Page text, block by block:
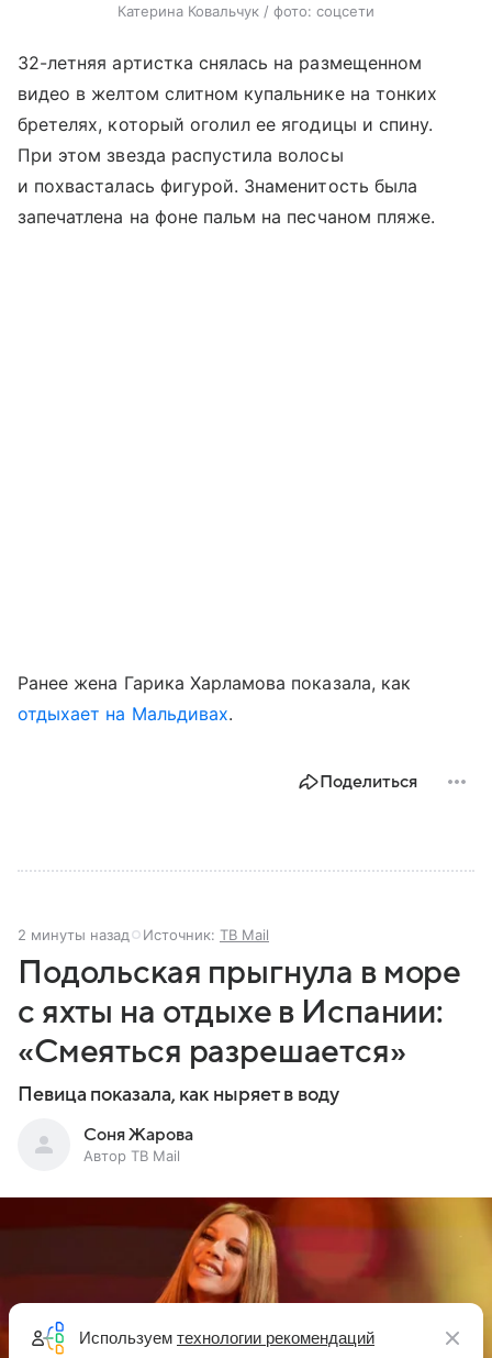
Катерина Ковальчук / фото: соцсети
32-летняя артистка снялась на размещенном
видео в желтом слитном купальнике на тонких
бретелях, который оголил ее ягодицы и спину.
При этом звезда распустила волосы
и похвасталась фигурой. Знаменитость была
запечатлена на фоне пальм на песчаном пляже.
Ранее жена Гарика Харламова показала, как
отдыхает на Мальдивах.
Поделиться
2 минуты назад Источник: ТВ Mail
Подольская прыгнула в море
с яхты на отдыхе в Испании:
«Смеяться разрешается»
Певица показала, как ныряет в воду
Соня Жарова
Автор ТВ Mail
Используем технологии рекомендаций